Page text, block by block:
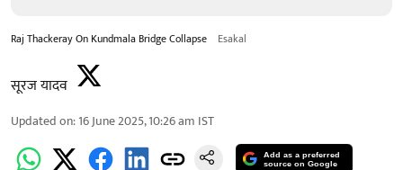
Raj Thackeray On Kundmala Bridge Collapse Esakal
सूरज यादव
Updated on:16 June 2025, 10:26 am IST
Add as a preferred
source on Google